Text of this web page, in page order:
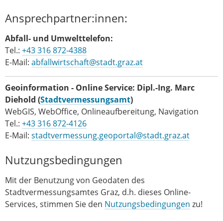
Ansprechpartner:innen:
Abfall- und Umwelttelefon:
Tel.: +43 316 872-4388
E-Mail: abfallwirtschaft@stadt.graz.at
Geoinformation - Online Service: Dipl.-Ing. Marc
Diehold (Stadtvermessungsamt)
WebGIS, WebOffice, Onlineaufbereitung, Navigation
Tel.: +43 316 872-4126
E-Mail: stadtvermessung.geoportal@stadt.graz.at
Nutzungsbedingungen
Mit der Benutzung von Geodaten des
Stadtvermessungsamtes Graz, d.h. dieses Online-
Services, stimmen Sie den Nutzungsbedingungen zu!